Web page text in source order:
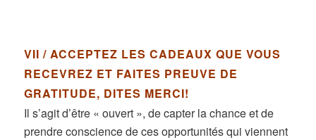
VII / ACCEPTEZ LES CADEAUX QUE VOUS
RECEVREZ ET FAITES PREUVE DE
GRATITUDE, DITES MERCI!
Il s’agit d’être « ouvert », de capter la chance et de
prendre conscience de ces opportunités qui viennent